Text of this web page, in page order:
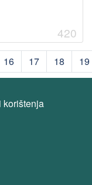
420
16 17 18 19
korištenja